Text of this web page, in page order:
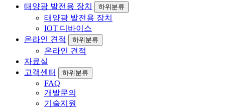
태양광 발전용 장치
하위분류
태양광 발전용 장치
IOT 디바이스
온라인 견적
하위분류
온라인 견적
자료실
고객센터
하위분류
FAQ
개발문의
기술지원